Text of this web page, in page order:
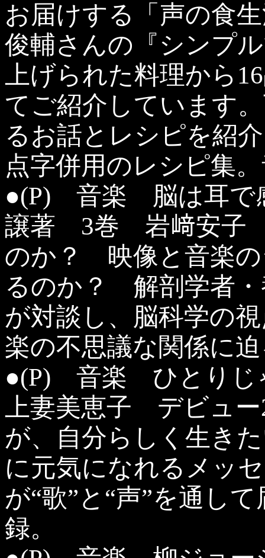
お届けする「声の食
俊輔さんの『シンプ
上げられた料理から
てご紹介しています
るお話とレシピを紹
点字併用のレシピ集
●(P) 音楽 脳は耳で
譲著 3巻 岩﨑安子
のか？ 映像と音楽の
るのか？ 解剖学者・
が対談し、脳科学の
楽の不思議な関係に
●(P) 音楽 ひとり
上妻美恵子 デビュ
が、自分らしく生き
に元気になれるメッ
が“歌”と“声”を通し
録。